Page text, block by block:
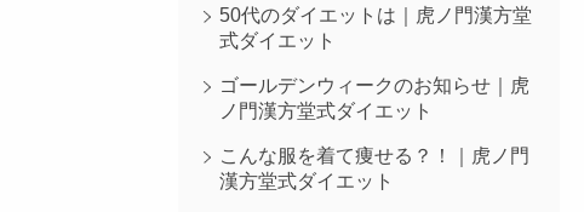
50代のダイエットは｜虎ノ門漢方堂
式ダイエット
ゴールデンウィークのお知らせ｜虎
ノ門漢方堂式ダイエット
こんな服を着て痩せる？！｜虎ノ門
漢方堂式ダイエット